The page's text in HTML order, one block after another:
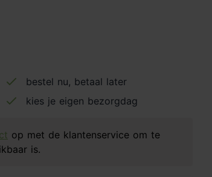
bestel nu, betaal later
kies je eigen bezorgdag
op met de klantenservice om te
is.